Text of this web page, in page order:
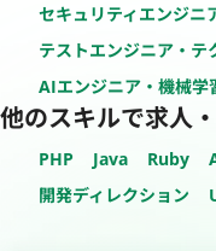
セキュリティエンジニ
テストエンジニア・テ
AIエンジニア・機械学
他のスキルで求人
PHP Java Ruby
開発ディレクション